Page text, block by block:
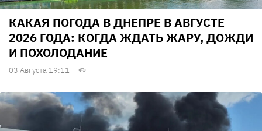
КАКАЯ ПОГОДА В ДНЕПРЕ В АВГУСТЕ
2026 ГОДА: КОГДА ЖДАТЬ ЖАРУ, ДОЖДИ
И ПОХОЛОДАНИЕ
03 Августа 19:11